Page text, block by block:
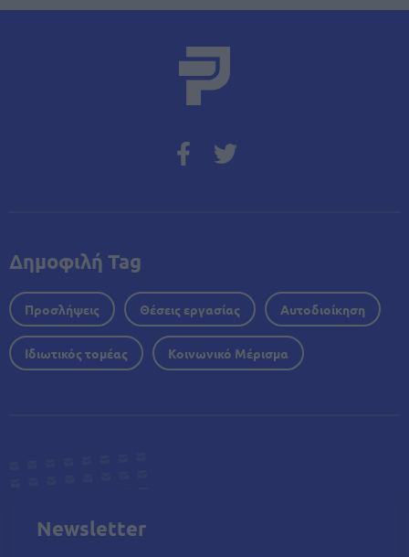
Δημοφιλή Tag
Προσλήψεις Θέσεις εργασίας Αυτοδιοίκηση
Ιδιωτικός τομέας Κοινωνικό Μέρισμα
Newsletter